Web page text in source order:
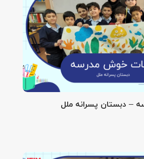
– دبستان پسرانه ملل